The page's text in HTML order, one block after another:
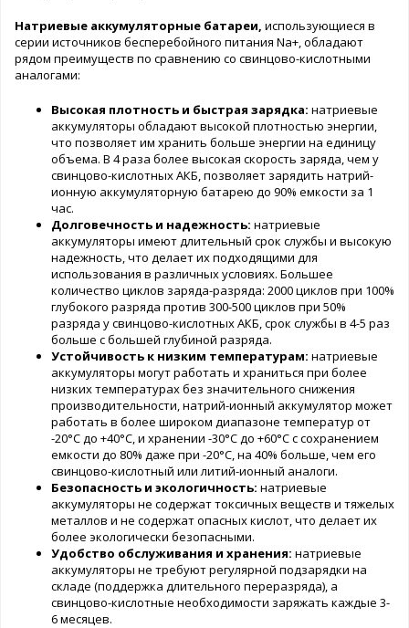
Натриевые аккумуляторные батареи, использующиеся в
серии источников бесперебойного питания Na+, обладают
рядом преимуществ по сравнению со свинцово-кислотными
аналогами:
Высокая плотность и быстрая зарядка: натриевые
аккумуляторы обладают высокой плотностью энергии,
что позволяет им хранить больше энергии на единицу
объема. В 4 раза более высокая скорость заряда, чем у
свинцово-кислотных АКБ, позволяет зарядить натрий-
ионную аккумуляторную батарею до 90% емкости за 1
час.
Долговечность и надежность: натриевые
аккумуляторы имеют длительный срок службы и высокую
надежность, что делает их подходящими для
использования в различных условиях. Большее
количество циклов заряда-разряда: 2000 циклов при 100%
глубокого разряда против 300-500 циклов при 50%
разряда у свинцово-кислотных АКБ, срок службы в 4-5 раз
больше с большей глубиной разряда.
Устойчивость к низким температурам: натриевые
аккумуляторы могут работать и храниться при более
низких температурах без значительного снижения
производительности, натрий-ионный аккумулятор может
работать в более широком диапазоне температур от
-20°C до +40°C, и хранении -30°C до +60°C с сохранением
емкости до 80% даже при -20°C, на 40% больше, чем его
свинцово-кислотный или литий-ионный аналоги.
Безопасность и экологичность: натриевые
аккумуляторы не содержат токсичных веществ и тяжелых
металлов и не содержат опасных кислот, что делает их
более экологически безопасными.
Удобство обслуживания и хранения: натриевые
аккумуляторы не требуют регулярной подзарядки на
складе (поддержка длительного переразряда), а
свинцово-кислотные необходимости заряжать каждые 3-
6 месяцев.